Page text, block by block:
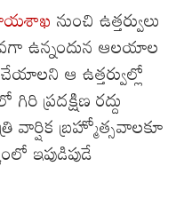
నుంచి ఉత్తర్వులు
ఉన్నందున ఆలయాల
ఆ ఉత్తర్వుల్లో
ప్రదక్షిణ రద్దు
వార్షిక బ్రహ్మోత్సవాలకూ
ఇపుడిపుడే